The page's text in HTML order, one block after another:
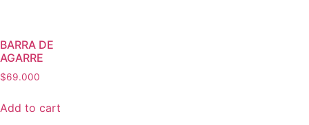
BARRA DE
AGARRE
$69.000
Add to cart